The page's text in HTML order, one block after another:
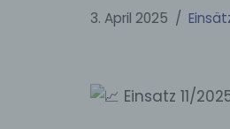
3. April 2025
Einsatz 11/